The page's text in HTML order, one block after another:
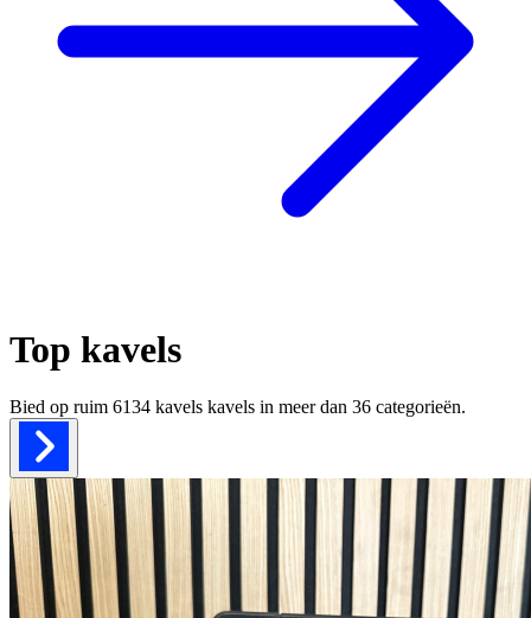
Top kavels
Bied op ruim 6134 kavels kavels in meer dan 36 categorieën.